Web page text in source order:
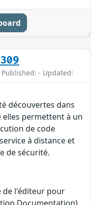
Published: - Updated:
découvertes dans
elles permettent à un
de code
à distance et
de sécurité.
de l'éditeur pour